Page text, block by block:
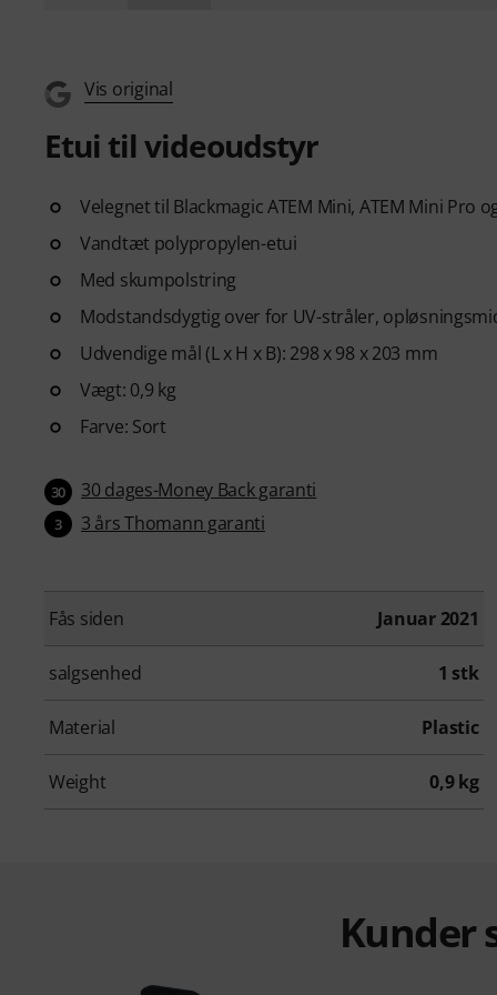
Vis original
Etui til videoudstyr
Velegnet til Blackmagic ATEM Mini, ATEM Mini Pro
Vandtæt polypropylen-etui
Med skumpolstring
Modstandsdygtig over for UV-stråler,
Udvendige mål (L x H x B): 298 x 98 x 203 mm
Vægt: 0,9 kg
Farve: Sort
30 30 dages-Money Back garanti
3 3 års Thomann garanti
Fås siden Januar 2021
salgsenhed 1 stk
Material Plastic
Weight 0,9 kg
Kunder